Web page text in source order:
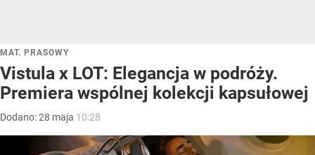
MAT. PRASOWY
Vistula x LOT: Elegancja w podróży.
Premiera wspólnej kolekcji kapsułowej
Dodano:28 maja 10:28